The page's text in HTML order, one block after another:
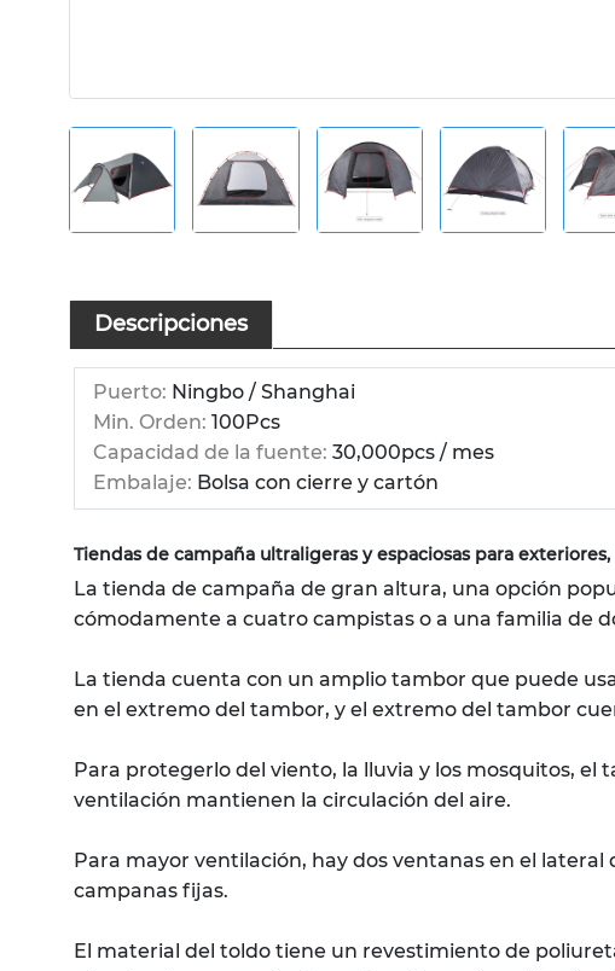
Descripciones
Puerto: Ningbo / Shanghai
Min. Orden: 100Pcs
Capacidad de la fuente: 30,000pcs / mes
Embalaje: Bolsa con cierre y cartón
Tiendas de campaña ultraligeras y espaciosas para
La tienda de campaña de gran altura, una opción
cómodamente a cuatro campistas o a una familia de
La tienda cuenta con un amplio tambor que puede
en el extremo del tambor, y el extremo del tambor
Para protegerlo del viento, la lluvia y los mosquitos,
ventilación mantienen la circulación del aire.
Para mayor ventilación, hay dos ventanas en el
campanas fijas.
El material del toldo tiene un revestimiento de